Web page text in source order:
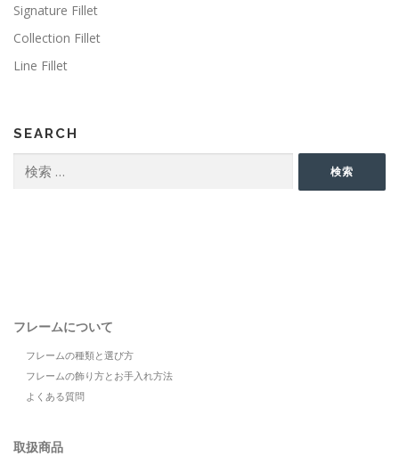
Signature Fillet
Collection Fillet
Line Fillet
SEARCH
索:
検索
フレームについて
フレームの種類と選び方
フレームの飾り方とお手入れ方法
よくある質問
取扱商品